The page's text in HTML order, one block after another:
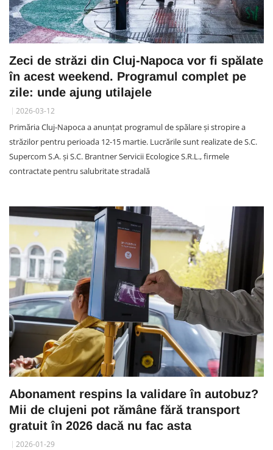
Zeci de străzi din Cluj-Napoca vor fi spălate
în acest weekend. Programul complet pe
zile: unde ajung utilajele
2026-03-12
Primăria Cluj-Napoca a anunțat programul de spălare și stropire a
străzilor pentru perioada 12-15 martie. Lucrările sunt realizate de S.C.
Supercom S.A. și S.C. Brantner Servicii Ecologice S.R.L., firmele
contractate pentru salubritate stradală
Abonament respins la validare în autobuz?
Mii de clujeni pot rămâne fără transport
gratuit în 2026 dacă nu fac asta
2026-01-29